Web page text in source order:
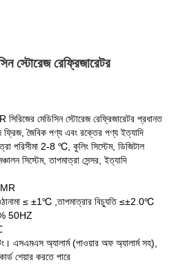
স্টোরেজ রেফ্রিজারেটর
মেডিসিন স্টোরেজ রেফ্রিজারেটর প্রধানত
ফ্রিজ, জৈবিক পণ্য এবং রক্তের পণ্য ইত্যাদি
পরিসীমা 2-8 ℃, কুলিং সিস্টেম, ডিজিটাল
সিস্টেম, তাপমাত্রা সেন্সর, ইত্যাদি
≤ ±1℃ ,তাপমাত্রার বিচ্যুতি ≤±2.0℃
50HZ
এসএমএস অ্যালার্ম (পাওয়ার অফ অ্যালার্ম সহ),
শেয়ার করতে পারে